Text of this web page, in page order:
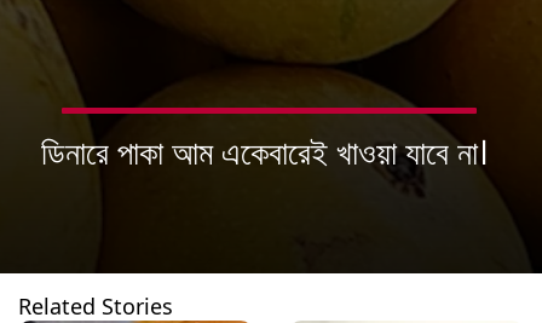
ডিনারে পাকা আম একেবারেই খাওয়া যাবে না।
Related Stories